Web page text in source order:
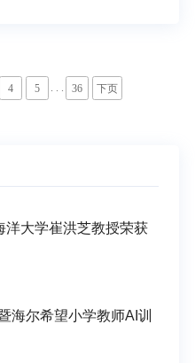
4 5 . . . 36 下页
洋大学崔洪芝教授荣获
海尔希望小学教师AI训